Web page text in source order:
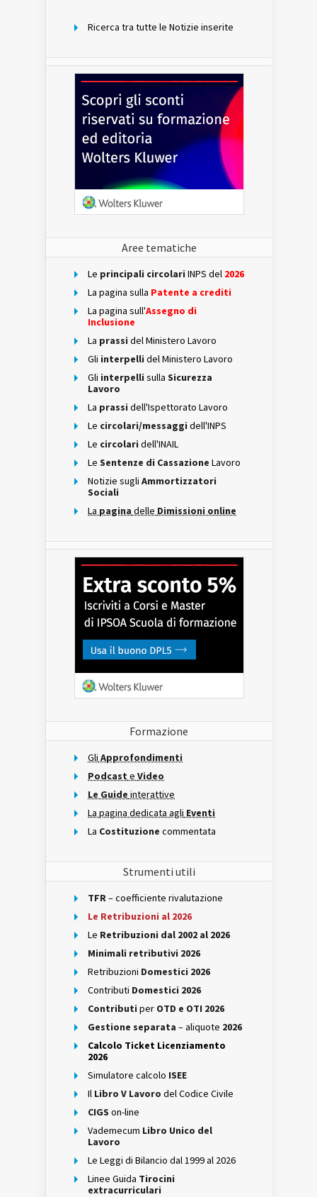
Ricerca tra tutte le Notizie inserite
Aree tematiche
Le principali circolari INPS del 2026
La pagina sulla Patente a crediti
La pagina sull'Assegno di
Inclusione
La prassi del Ministero Lavoro
Gli interpelli del Ministero Lavoro
Gli interpelli sulla Sicurezza
Lavoro
La prassi dell'Ispettorato Lavoro
Le circolari/messaggi dell'INPS
Le circolari dell'INAIL
Le Sentenze di Cassazione Lavoro
Notizie sugli Ammortizzatori
Sociali
La pagina delle Dimissioni online
Formazione
Gli Approfondimenti
Podcast e Video
Le Guide interattive
La pagina dedicata agli Eventi
La Costituzione commentata
Strumenti utili
TFR– coefficiente rivalutazione
Le Retribuzioni al 2026
Le Retribuzioni dal 2002 al 2026
Minimali retributivi 2026
Retribuzioni Domestici 2026
Contributi Domestici 2026
Contributi per OTD e OTI 2026
Gestione separata – aliquote 2026
Calcolo Ticket Licenziamento
2026
Simulatore calcolo ISEE
Il Libro V Lavoro del Codice Civile
CIGS on-line
Vademecum Libro Unico del
Lavoro
Le Leggi di Bilancio dal 1999 al 2026
Linee Guida Tirocini
extracurriculari